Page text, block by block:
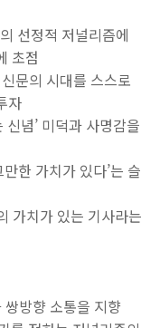
선정적 저널리즘에
초점
문의 시대를 스스로
자
신념’ 미덕과 사명감을
만한 가치가 있다’는 슬
가치가 있는 기사라는
방향 소통을 지향